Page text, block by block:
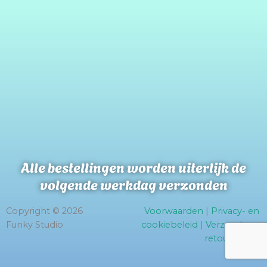
Alle bestellingen worden uiterlijk de
volgende werkdag verzonden
Copyright © 2026
Funky Studio
Voorwaarden
Privacy- en
cookiebeleid
Verzend- en
retourbeleid